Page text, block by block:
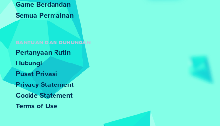
Game Berdandan
Semua Permainan
BANTUAN DAN DUKUNGAN
Pertanyaan Rutin
Hubungi
Pusat Privasi
Privacy Statement
Cookie Statement
Terms of Use